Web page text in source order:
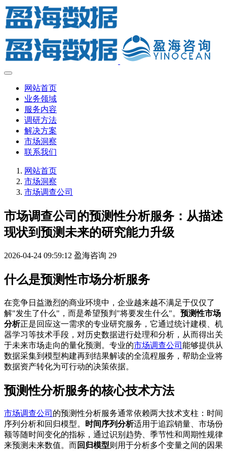
网站首页
业务领域
服务内容
调研方法
解决方案
市场洞察
联系我们
网站首页
市场洞察
市场调查公司
市场调查公司的预测性分析服务：从描述
现状到预测未来的研究能力升级
2026-04-24 09:59:12 盈海咨询 29
什么是预测性市场分析服务
在竞争日益激烈的商业环境中，企业越来越不满足于仅仅了
解"发生了什么"，而是希望预判"将要发生什么"。 预测性市场
分析正是回应这一需求的专业研究服务，它通过统计建模、机
器学习等技术手段，对历史数据进行处理和分析，从而得出关
于未来市场走向的量化预测。专业的市场调查公司 能够提供从
数据采集到模型构建再到结果解读的全流程服务，帮助企业将
数据资产转化为可行动的决策依据。
预测性分析服务的核心技术方法
市场调查公司 的预测性分析服务通常依赖两大技术支柱：时间
序列分析和回归模型。 时间序列分析适用于追踪销量、市场份
额等随时间变化的指标，通过识别趋势、季节性和周期性规律
来预测未来数值。而回归模型则用于分析多个变量之间的因果